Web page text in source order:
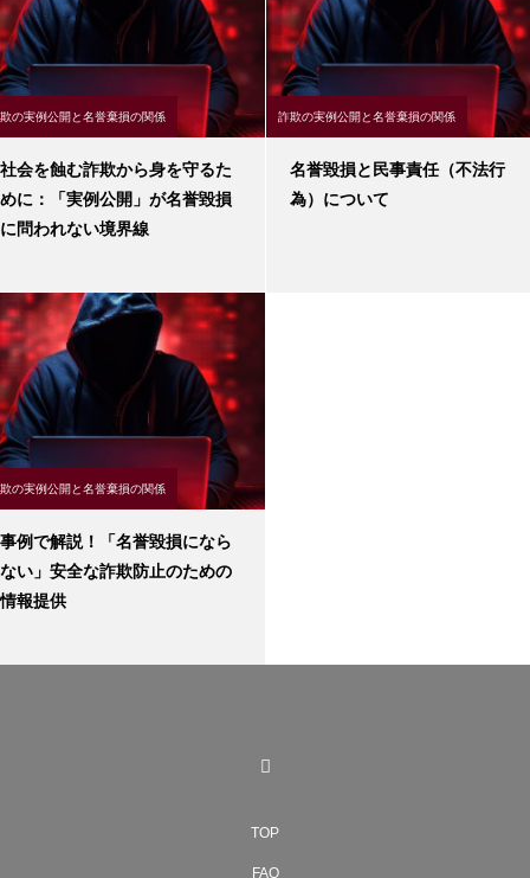
の実例公開と名誉棄損の関係
社会を蝕む詐欺から身を守るた
めに：「実例公開」が名誉毀損
に問われない境界線
詐欺の実例公開と名誉棄損の関係
名誉毀損と民事責任（不法行
為）について
の実例公開と名誉棄損の関係
事例で解説！「名誉毀損になら
ない」安全な詐欺防止のための
情報提供
TOP
FAQ